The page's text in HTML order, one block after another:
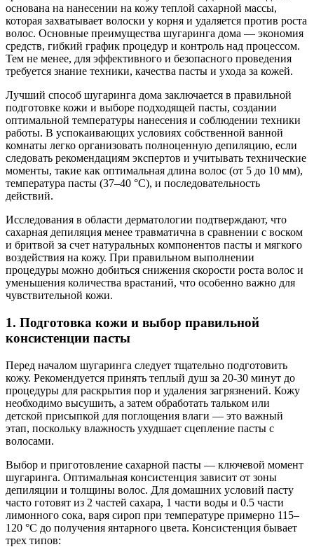
основана на нанесении на кожу теплой сахарной массы,
которая захватывает волоски у корня и удаляется против роста
волос. Основные преимущества шугаринга дома — экономия
средств, гибкий график процедур и контроль над процессом.
Тем не менее, для эффективного и безопасного проведения
требуется знание техники, качества пасты и ухода за кожей.
Лучший способ шугаринга дома заключается в правильной
подготовке кожи и выборе подходящей пасты, создании
оптимальной температуры нанесения и соблюдении техники
работы. В успокаивающих условиях собственной ванной
комнаты легко организовать полноценную депиляцию, если
следовать рекомендациям экспертов и учитывать технические
моменты, такие как оптимальная длина волос (от 5 до 10 мм),
температура пасты (37–40 °C), и последовательность
действий.
Исследования в области дерматологии подтверждают, что
сахарная депиляция менее травматична в сравнении с воском
и бритвой за счет натуральных компонентов пасты и мягкого
воздействия на кожу. При правильном выполнении
процедуры можно добиться снижения скорости роста волос и
уменьшения количества врастаний, что особенно важно для
чувствительной кожи.
1. Подготовка кожи и выбор правильной
консистенции пасты
Перед началом шугаринга следует тщательно подготовить
кожу. Рекомендуется принять теплый душ за 20-30 минут до
процедуры для раскрытия пор и удаления загрязнений. Кожу
необходимо высушить, а затем обработать тальком или
детской присыпкой для поглощения влаги — это важный
этап, поскольку влажность ухудшает сцепление пасты с
волосами.
Выбор и приготовление сахарной пасты — ключевой момент
шугаринга. Оптимальная консистенция зависит от зоны
депиляции и толщины волос. Для домашних условий пасту
часто готовят из 2 частей сахара, 1 части воды и 0.5 части
лимонного сока, варя сироп при температуре примерно 115–
120 °C до получения янтарного цвета. Консистенция бывает
трех типов: